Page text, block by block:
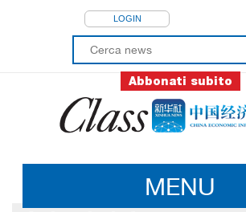
LOGIN
Abbonati subito
MENU